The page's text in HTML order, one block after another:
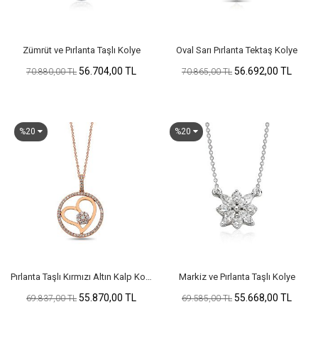
Zümrüt ve Pırlanta Taşlı Kolye
70.880,00 TL 56.704,00 TL
Oval Sarı Pırlanta Tektaş Kolye
70.865,00 TL 56.692,00 TL
%20
Pırlanta Taşlı Kırmızı Altın Kalp Kolye
69.837,00 TL 55.870,00 TL
%20
Markiz ve Pırlanta Taşlı Kolye
69.585,00 TL 55.668,00 TL